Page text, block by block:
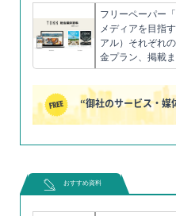
フリーペーパー
メディアを目指
アル）それぞれ
金プラン、掲載
“御社のサービス・媒
おすすめ資料